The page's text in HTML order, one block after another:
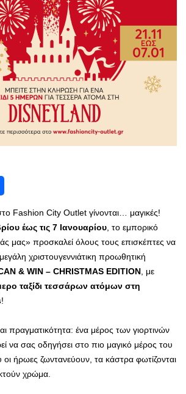
Fashion City Outlet γίνονται… μαγικές!
έως τις 7 Ιανουαρίου , το εμπορικό
μας» προσκαλεί όλους τους επισκέπτες να
χριστουγεννιάτικη προωθητική
& WIN – CHRISTMAS EDITION , με
ταξίδι τεσσάρων ατόμων στη
!
πραγματικότητα: ένα μέρος των γιορτινών
να σας οδηγήσει στο πιο μαγικό μέρος του
ήρωες ζωντανεύουν, τα κάστρα φωτίζονται
χρώμα.